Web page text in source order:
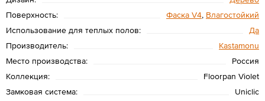
Поверхность:
Фаска V4, Влагостойкий
Использование для теплых полов:
Да
Производитель:
Kastamonu
Место производства:
Россия
Коллекция:
Floorpan Violet
Замковая система:
Uniclic